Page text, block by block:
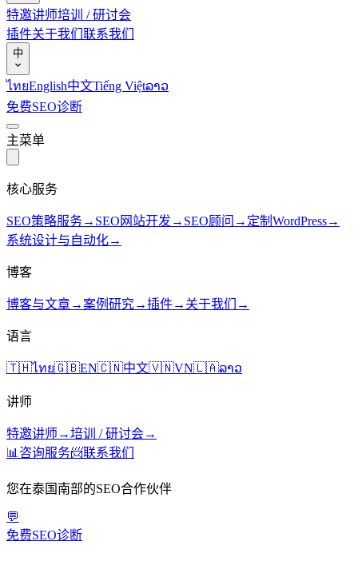
特邀讲师培训 / 研讨会
插件关于我们 联系我们
中
ไทยEnglish中文Tiếng Việtລາວ
免费SEO诊断
主菜单
核心服务
SEO策略服务→ SEO网站开发 → SEO顾问 → 定制WordPress→
系统设计与自动化→
博客
博客与文章→案例研究→插件→ 关于我们 →
语言
🇹🇭ไทย🇬🇧EN🇨🇳中文🇻🇳VN🇱🇦ລາວ
讲师
特邀讲师 →培训 / 研讨会→
📊 咨询服务📨联系我们
您在泰国南部的SEO合作伙伴
💬
免费SEO诊断